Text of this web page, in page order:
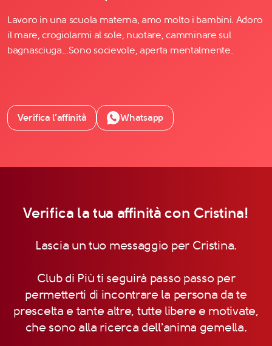
Lavoro in una scuola materna, amo molto i bambini. Adoro
il mare, crogiolarmi al sole, nuotare, camminare sul
bagnasciuga...Sono socievole, aperta mentalmente.
Verifica l’affinità Whatsapp
Verifica la tua affinità con Cristina!
Lascia un tuo messaggio per Cristina.
Club di Più ti seguirà passo passo per
permetterti di incontrare la persona da te
prescelta e tante altre, tutte libere e motivate,
che sono alla ricerca dell'anima gemella.